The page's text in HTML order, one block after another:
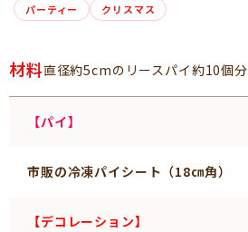
パーティー クリスマス
材料直径約5cmのリースパイ約10個分
【パイ】
市販の冷凍パイシート（18㎝角）
【デコレーション】